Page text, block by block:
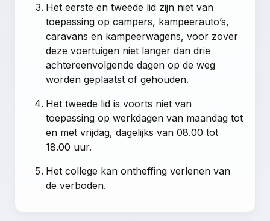
Het eerste en tweede lid zijn niet van
toepassing op campers, kampeerauto’s,
caravans en kampeerwagens, voor zover
deze voertuigen niet langer dan drie
achtereenvolgende dagen op de weg
worden geplaatst of gehouden.
Het tweede lid is voorts niet van
toepassing op werkdagen van maandag tot
en met vrijdag, dagelijks van 08.00 tot
18.00 uur.
Het college kan ontheffing verlenen van
de verboden.